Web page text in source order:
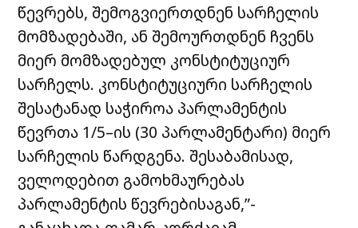
წევრებს, შემოგვიერთდნენ სარჩელის
მომზადებაში, ან შემოურთდნენ ჩვენს
მიერ მომზადებულ კონსტიტუციურ
სარჩელს. კონსტიტუციური სარჩელის
შესატანად საჭიროა პარლამენტის
წევრთა 1/5–ის (30 პარლამენტარი) მიერ
სარჩელის წარდგენა. შესაბამისად,
ველოდებით გამოხმაურებას
პარლამენტის წევრებისაგან,”-